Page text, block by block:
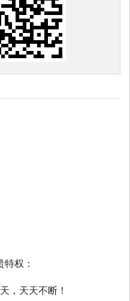
权：
，天天不断！